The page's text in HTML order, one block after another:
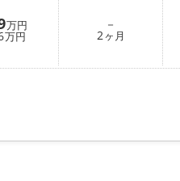
万円
万円
－
2ヶ月